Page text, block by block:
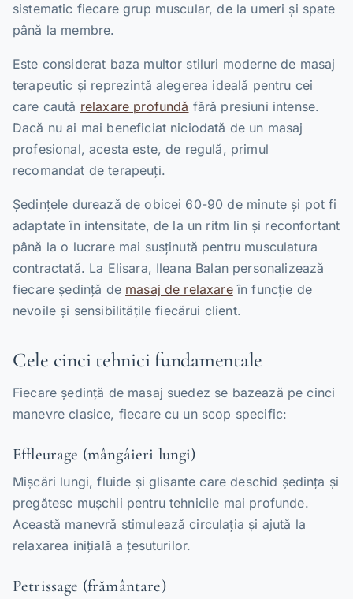
sistematic fiecare grup muscular, de la umeri și spate
până la membre.
Este considerat baza multor stiluri moderne de masaj
terapeutic și reprezintă alegerea ideală pentru cei
care caută relaxare profundă fără presiuni intense.
Dacă nu ai mai beneficiat niciodată de un masaj
profesional, acesta este, de regulă, primul
recomandat de terapeuți.
Ședințele durează de obicei 60-90 de minute și pot fi
adaptate în intensitate, de la un ritm lin și reconfortant
până la o lucrare mai susținută pentru musculatura
contractată. La Elisara, Ileana Balan personalizează
fiecare ședință de masaj de relaxareîn funcție de
nevoile și sensibilitățile fiecărui client.
Cele cinci tehnici fundamentale
Fiecare ședință de masaj suedez se bazează pe cinci
manevre clasice, fiecare cu un scop specific:
Effleurage (mângâieri lungi)
Mișcări lungi, fluide și glisante care deschid ședința și
pregătesc mușchii pentru tehnicile mai profunde.
Această manevră stimulează circulația și ajută la
relaxarea inițială a țesuturilor.
Petrissage (frământare)